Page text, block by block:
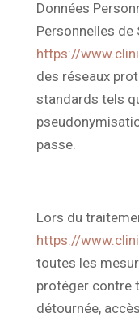
Données
Personnelles de
https://
des réseaux
standards tels
passe.
Lors du
https://
toutes les
protéger contre
détournée,